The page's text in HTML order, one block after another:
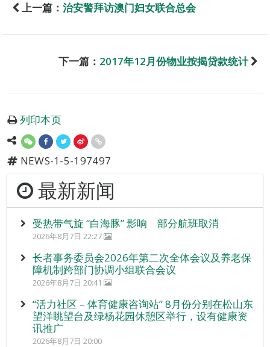
上一篇： 治安警拜访澳门妇女联合总会
下一篇： 2017年12月份物业按揭贷款统计
列印本页
NEWS-1-5-197497
最新新闻
受热带气旋 “白海豚” 影响 部分航班取消
2026年8月7日 22:27
长者事务委员会2026年第二次全体会议及养老保
障机制跨部门协调小组联合会议
2026年8月7日 20:41
“活力社区 – 体育健康咨询站” 8月份分别在松山东
望洋眺望台及绿杨花园休憩区举行，设有健康资
讯推广
2026年8月7日 20:00